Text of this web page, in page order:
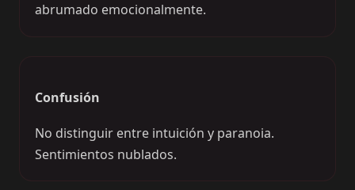
abrumado emocionalmente.
Confusión
No distinguir entre intuición y paranoia.
Sentimientos nublados.